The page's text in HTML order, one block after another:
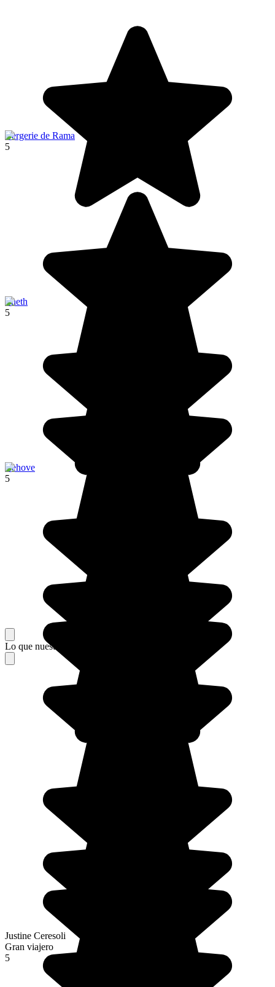
Bergerie de Rama
5
Theth
5
Rehove
5
Lo que nuestros viajeros piensan de su estancia
Justine Ceresoli
Gran viajero
5